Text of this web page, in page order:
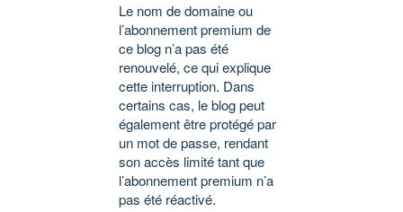
Le nom de domaine ou
l’abonnement premium de
ce blog n’a pas été
renouvelé, ce qui explique
cette interruption. Dans
certains cas, le blog peut
également être protégé par
un mot de passe, rendant
son accès limité tant que
l’abonnement premium n’a
pas été réactivé.